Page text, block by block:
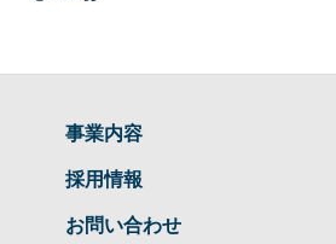
事業内容
採用情報
お問い合わせ